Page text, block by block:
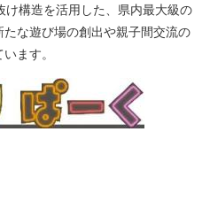
け構造を活用した、県内最大級の
な遊び場の創出や親子間交流の
ます。